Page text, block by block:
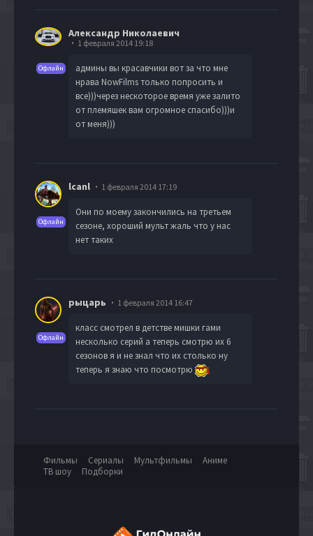
Офлайн
Александр Николаевич
1 февраля 2014 19:18
админы вы красавчики вот за что мне
нрава NowFilms только попросить и
все)))через нескоторое время уже залито
от племяшек вам огромное спасибо)))и
от меня)))
Офлайн
lcanl 1 февраля 2014 17:19
Они по моему закончились на третьем
сезоне, хороший мульт жаль что у нас
нет таких
Офлайн
рыцарь 1 февраля 2014 16:47
класс смотрел в детстве мишки гами
несколько серий а теперь смотрю их 6
сезонов я и не знал что их столько ну
теперь я знаю что посмотрю
Фильмы Сериалы Мультфильмы
Аниме
ТВ шоу
Подборки